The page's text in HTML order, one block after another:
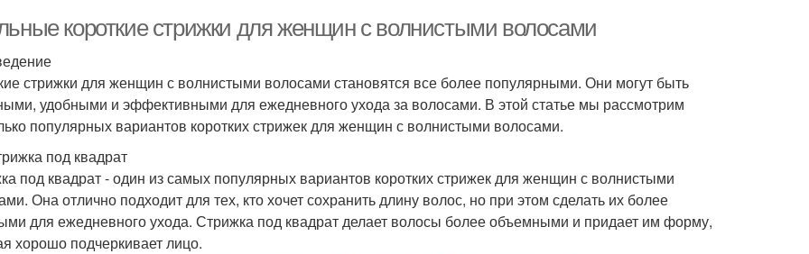
короткие стрижки для женщин с волнистыми волосами
стрижки для женщин с волнистыми волосами становятся все более популярными. Они могут быть
удобными и эффективными для ежедневного ухода за волосами. В этой статье мы рассмотрим
популярных вариантов коротких стрижек для женщин с волнистыми волосами.
под квадрат
под квадрат - один из самых популярных вариантов коротких стрижек для женщин с волнистыми
Она отлично подходит для тех, кто хочет сохранить длину волос, но при этом сделать их более
для ежедневного ухода. Стрижка под квадрат делает волосы более объемными и придает им форму,
хорошо подчеркивает лицо.